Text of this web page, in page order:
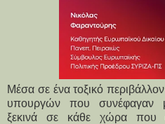
Μέσα σε ένα τοξικό
υπουργών που συνέφαγαν
ξεκινά σε κάθε χώρα που